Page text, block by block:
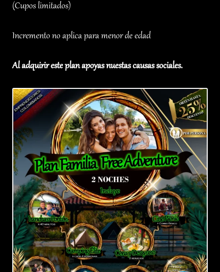
(Cupos limitados)
Incremento no aplica para menor de edad
Al adquirir este plan apoyas nuestas causas sociales.